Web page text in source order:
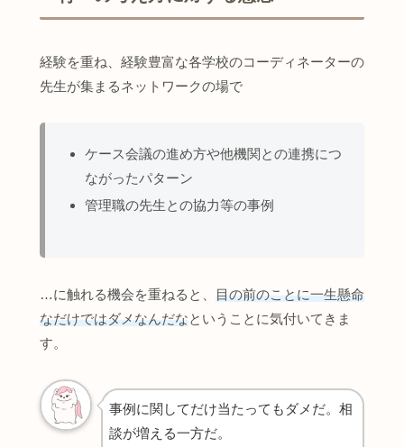
経験を重ね、経験豊富な各学校のコーディネーターの
先生が集まるネットワークの場で
ケース会議の進め方や他機関との連携につ
ながったパターン
管理職の先生との協力等の事例
…に触れる機会を重ねると、 目の前のことに一生懸命
なだけではダメなんだなということに気付いてきま
す。
事例に関してだけ当たってもダメだ。相
談が増える一方だ。